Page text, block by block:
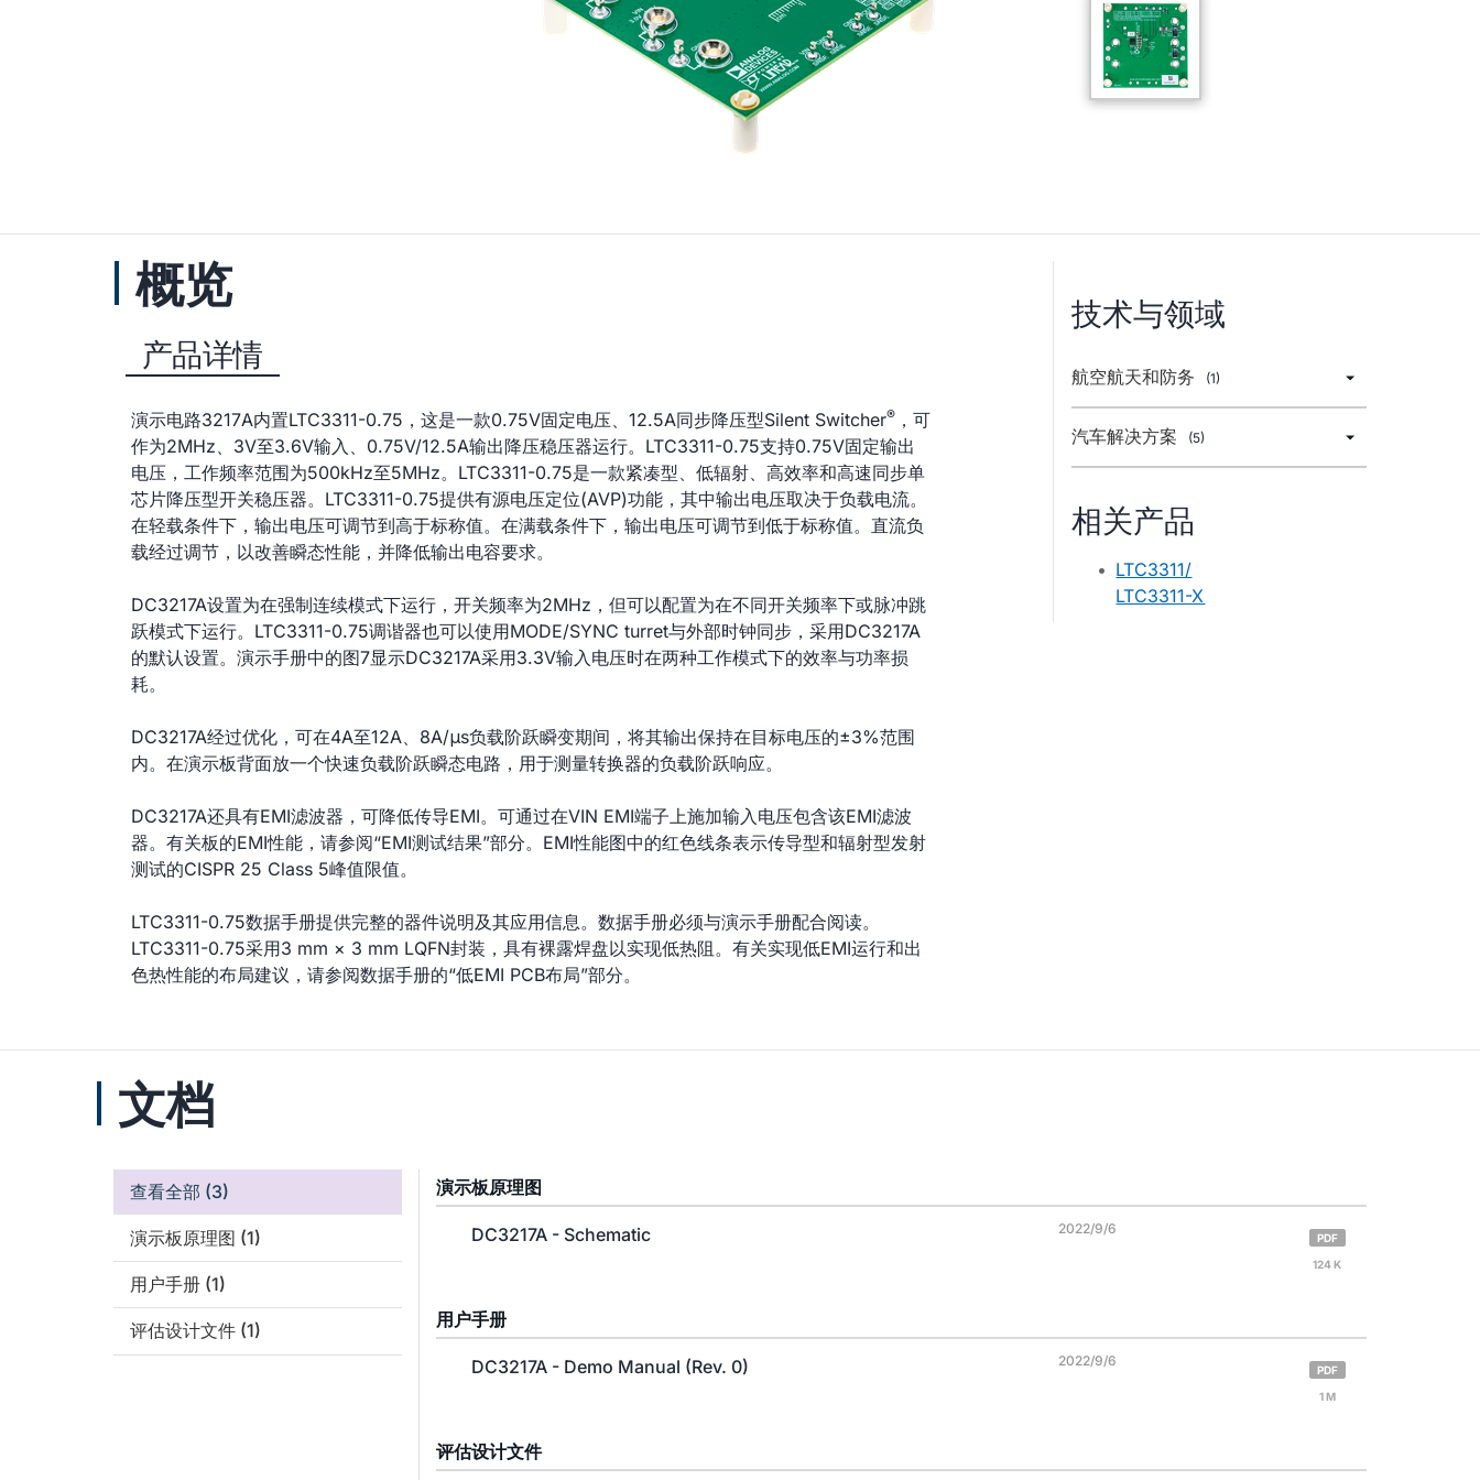
概览
产品详情
演示电路3217A内置LTC3311-0.75，这是一款0.75V固定电压、12.5A同步降压型Silent Switcher® ，可
作为2MHz、3V至3.6V输入、0.75V/12.5A输出降压稳压器运行。LTC3311-0.75支持0.75V固定输出
电压，工作频率范围为500kHz至5MHz。LTC3311-0.75是一款紧凑型、低辐射、高效率和高速同步单
芯片降压型开关稳压器。LTC3311-0.75提供有源电压定位(AVP)功能，其中输出电压取决于负载电流。
在轻载条件下，输出电压可调节到高于标称值。在满载条件下，输出电压可调节到低于标称值。直流负
载经过调节，以改善瞬态性能，并降低输出电容要求。
DC3217A设置为在强制连续模式下运行，开关频率为2MHz，但可以配置为在不同开关频率下或脉冲跳
跃模式下运行。LTC3311-0.75调谐器也可以使用MODE/SYNC turret与外部时钟同步，采用DC3217A
的默认设置。演示手册中的图7显示DC3217A采用3.3V输入电压时在两种工作模式下的效率与功率损
耗。
DC3217A经过优化，可在4A至12A、8A/μs负载阶跃瞬变期间，将其输出保持在目标电压的±3%范围
内。在演示板背面放一个快速负载阶跃瞬态电路，用于测量转换器的负载阶跃响应。
DC3217A还具有EMI滤波器，可降低传导EMI。可通过在VIN EMI端子上施加输入电压包含该EMI滤波
器。有关板的EMI性能，请参阅“EMI测试结果”部分。EMI性能图中的红色线条表示传导型和辐射型发射
测试的CISPR 25 Class 5峰值限值。
LTC3311-0.75数据手册提供完整的器件说明及其应用信息。数据手册必须与演示手册配合阅读。
LTC3311-0.75采用3 mm × 3 mm LQFN封装，具有裸露焊盘以实现低热阻。有关实现低EMI运行和出
色热性能的布局建议，请参阅数据手册的“低EMI PCB布局”部分。
技术与领域
航空航天和防务 (1)
汽车解决方案 (5)
相关产品
LTC3311/
LTC3311-X
文档
查看全部 (3)
演示板原理图 (1)
用户手册 (1)
评估设计文件 (1)
演示板原理图
DC3217A - Schematic 2022/9/6
PDF
124 K
用户手册
DC3217A - Demo Manual (Rev. 0) 2022/9/6
PDF
1 M
评估设计文件